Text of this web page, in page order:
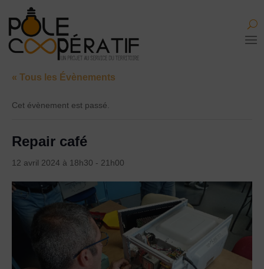
« Tous les Évènements
Cet évènement est passé.
Repair café
12 avril 2024 à 18h30 - 21h00